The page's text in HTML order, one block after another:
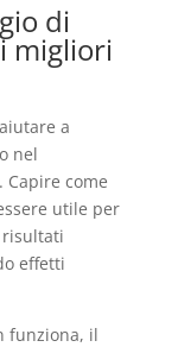
di
migliori
a
nel
come
utile per
risultati
effetti
funziona, il